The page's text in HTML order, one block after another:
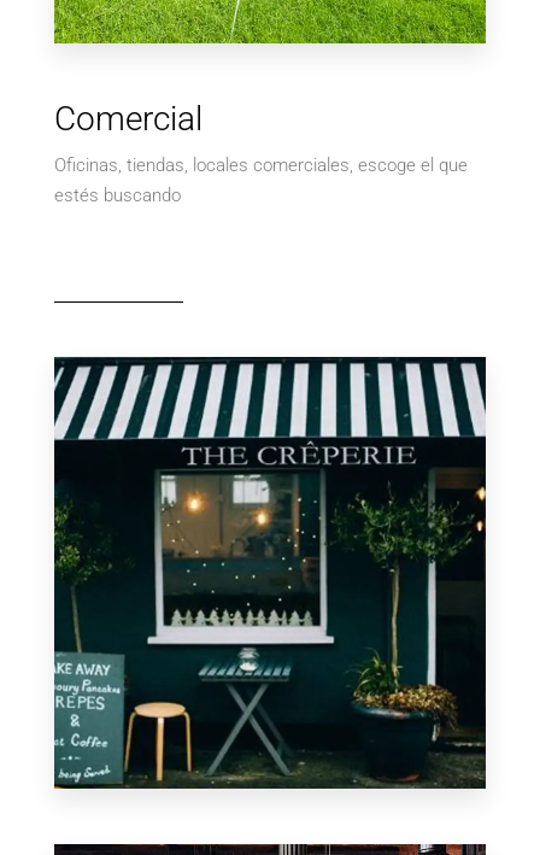
MÁS DETALLES
Comercial
Oficinas, tiendas, locales comerciales, escoge el que
estés buscando
Local Comercial